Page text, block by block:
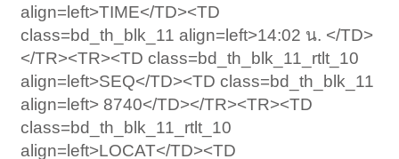
align=left>TIME</TD><TD
class=bd_th_blk_11 align=left>14:02 น. </TD>
</TR><TR><TD class=bd_th_blk_11_rtlt_10
align=left>SEQ</TD><TD class=bd_th_blk_11
align=left> 8740</TD></TR><TR><TD
class=bd_th_blk_11_rtlt_10
align=left>LOCAT</TD><TD